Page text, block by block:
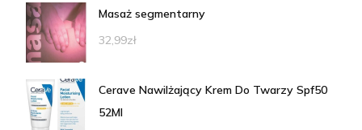
Masaż segmentarny
32,99zł
Cerave Nawilżający Krem Do Twarzy Spf50
52Ml